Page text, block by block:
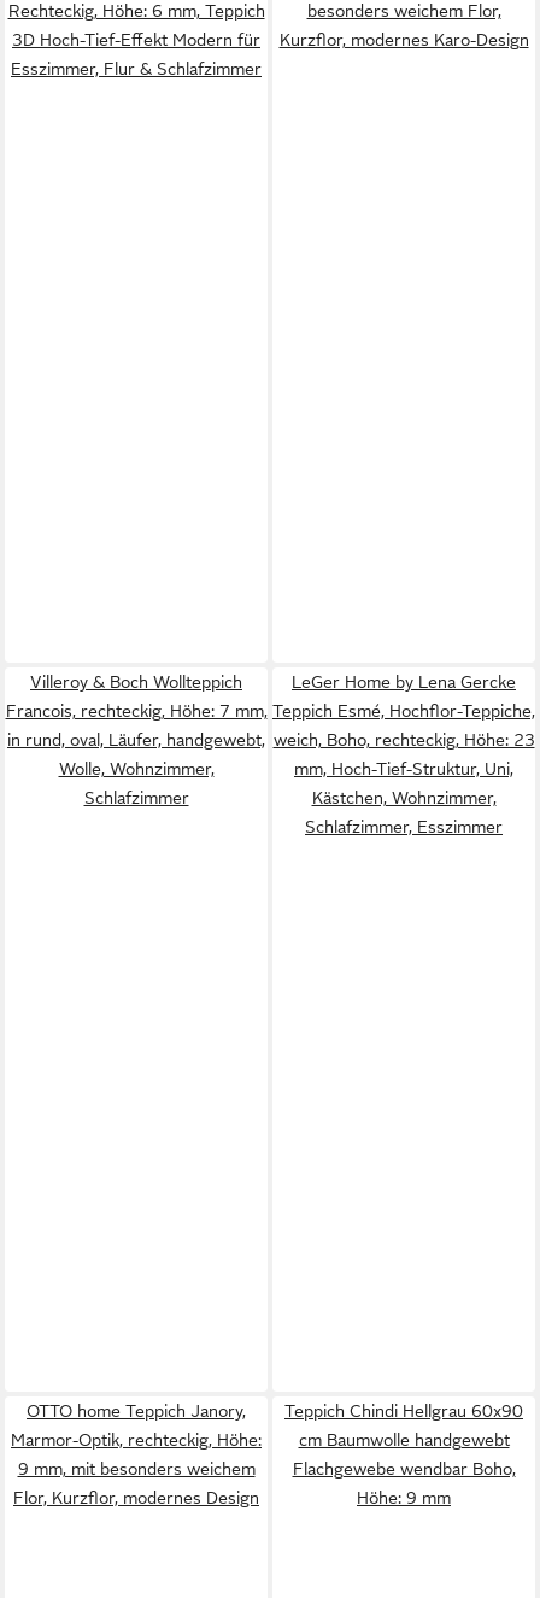
Rechteckig, Höhe: 6 mm, Teppich
3D Hoch-Tief-Effekt Modern für
Esszimmer, Flur & Schlafzimmer
besonders weichem Flor,
Kurzflor, modernes Karo-Design
Villeroy & Boch Wollteppich
Francois, rechteckig, Höhe: 7 mm,
in rund, oval, Läufer, handgewebt,
Wolle, Wohnzimmer,
Schlafzimmer
LeGer Home by Lena Gercke
Teppich Esmé, Hochflor-Teppiche,
weich, Boho, rechteckig, Höhe: 23
mm, Hoch-Tief-Struktur, Uni,
Kästchen, Wohnzimmer,
Schlafzimmer, Esszimmer
OTTO home Teppich Janory,
Marmor-Optik, rechteckig, Höhe:
9 mm, mit besonders weichem
Flor, Kurzflor, modernes Design
Teppich Chindi Hellgrau 60x90
cm Baumwolle handgewebt
Flachgewebe wendbar Boho,
Höhe: 9 mm